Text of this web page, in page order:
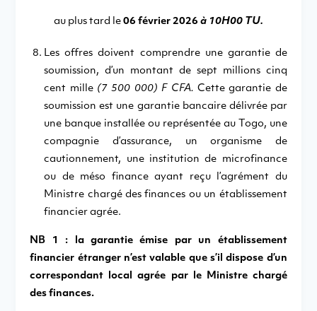
au plus tard le 06 février 2026 à 10H00 TU.
Les offres doivent comprendre une garantie de
soumission, d’un montant de sept millions cinq
cent mille (7 500 000) F CFA. Cette garantie de
soumission est une garantie bancaire délivrée par
une banque installée ou représentée au Togo, une
compagnie d’assurance, un organisme de
cautionnement, une institution de microfinance
ou de méso finance ayant reçu l’agrément du
Ministre chargé des finances ou un établissement
financier agrée.
NB 1 : la garantie émise par un établissement
financier étranger n’est valable que s’il dispose d’un
correspondant local agrée par le Ministre chargé
des finances.